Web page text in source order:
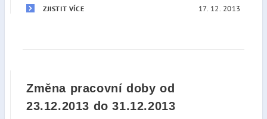
ZJISTIT VÍCE 17. 12. 2013
Změna pracovní doby od
23.12.2013 do 31.12.2013